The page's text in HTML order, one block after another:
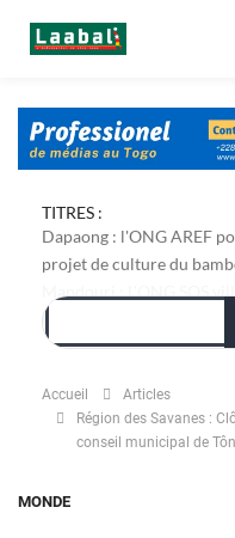
TITRES :
Dapaong : l'ONG AREF
projet de culture du
Accueil
Articles
Région des Savanes :
conseil municipal de
MONDE